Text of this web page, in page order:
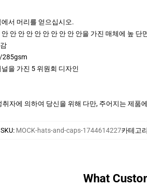
서 머리를 얻으십시오.
안 안 안 안 안 안 안 안 안을 가진 매체에 높 단
285gsm
을 가진 5 위원회 디자인
자에 의하여 당신을 위해 다만, 주어지는 제품
SKU: MOCK-hats-and-caps-1744614227카테고리
What